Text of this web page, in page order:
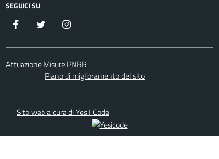
SEGUICI SU
Facebook Twitter
Attuazione Misure PNRR
Piano di miglioramento del sito
Sito web a cura di Yes I Code